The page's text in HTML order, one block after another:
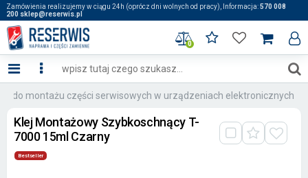
Zamówienia realizujemy w ciągu 24h (oprócz dni wolnych od pracy), Informacja:570 008
200 sklep@reserwis.pl
0
do montażu części serwisowych w urządzeniach elektronicznych
Klej Montażowy Szybkoschnący T-
7000 15ml Czarny
Bestseller